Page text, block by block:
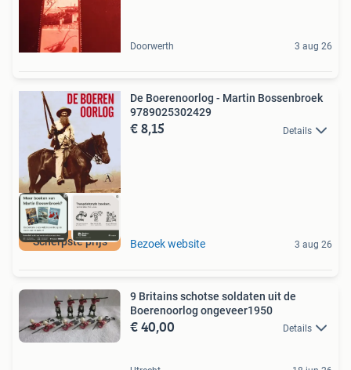
Doorwerth 3 aug 26
Scherpste prijs
De Boerenoorlog - Martin Bossenbroek
9789025302429
€ 8,15 Details
Bezoek website 3 aug 26
9 Britains schotse soldaten uit de
Boerenoorlog ongeveer1950
€ 40,00 Details